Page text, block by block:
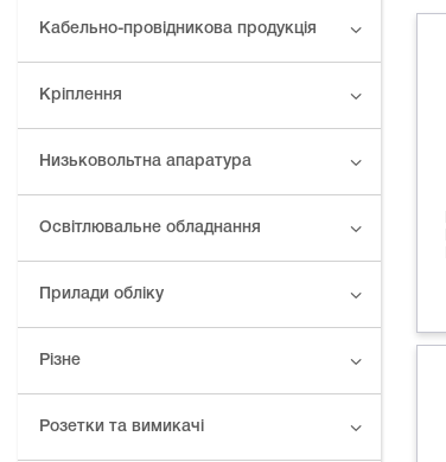
Кабельно-провідникова продукція
Кріплення
Низьковольтна апаратура
Освітлювальне обладнання
Прилади обліку
Різне
Розетки та вимикачі